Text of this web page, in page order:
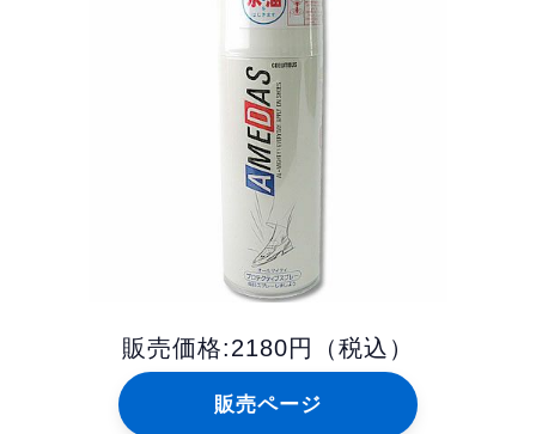
販売価格:2180円（税込）
販売ページ